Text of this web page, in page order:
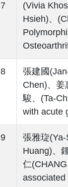
7
(Vivia
Hsieh)、
8
張建國
Chen)、姜
駿、(Ta-
with acute
9
張雅琁
Huang)、
仁
associated